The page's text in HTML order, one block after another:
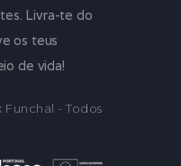
Livra-te do
os teus
de vida!
- Todos